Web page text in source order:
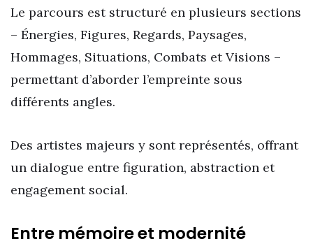
Le parcours est structuré en plusieurs sections
– Énergies, Figures, Regards, Paysages,
Hommages, Situations, Combats et Visions –
permettant d’aborder l’empreinte sous
différents angles.
Des artistes majeurs y sont représentés, offrant
un dialogue entre figuration, abstraction et
engagement social.
Entre mémoire et modernité